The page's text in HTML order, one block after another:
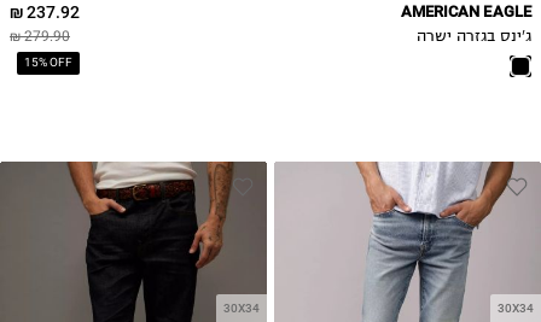
237.92 ₪
279.90 ₪
15% OFF
AMERICAN EAGLE
ג'ינס בגזרה ישרה
30X34
30X34